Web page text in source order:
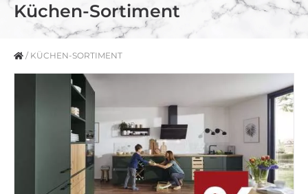
Küchen-Sortiment
/ KÜCHEN-SORTIMENT